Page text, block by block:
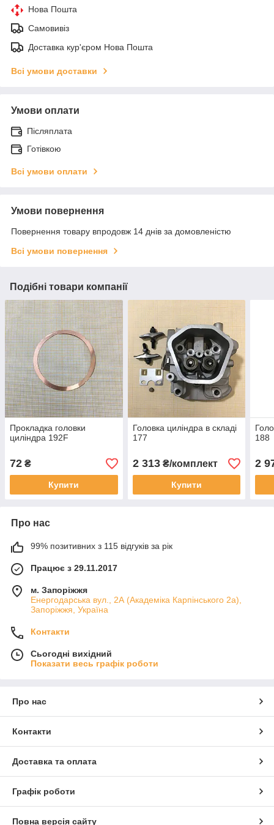
Нова Пошта
Самовивіз
Доставка кур'єром Нова Пошта
Всі умови доставки
Умови оплати
Післяплата
Готівкою
Всі умови оплати
Умови повернення
Повернення товару впродовж 14 днів за домовленістю
Всі умови повернення
Подібні товари компанії
Прокладка головки
циліндра 192F
72 ₴
Купити
Головка циліндра в складі
177
2 313₴/комплект
Купити
188
2
Про нас
99% позитивних з 115 відгуків за рік
Працює з 29.11.2017
м. Запоріжжя
Енергодарська вул., 2А (Академіка Карпінського 2а),
Запоріжжя, Україна
Контакти
Сьогодні вихідний
Показати весь графік роботи
Про нас
Контакти
Доставка та оплата
Графік роботи
Повна версія сайту